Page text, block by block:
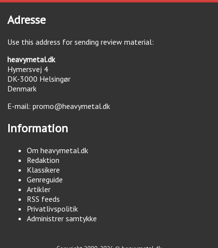
Adresse
Use this address for sending review material:
heavymetal.dk
Hymersvej 4
DK-3000 Helsingør
Denmark
E-mail: promo@heavymetal.dk
Information
Om heavymetal.dk
Redaktion
Klassikere
Genreguide
Artikler
RSS feeds
Privatlivspolitik
Administrer samtykke